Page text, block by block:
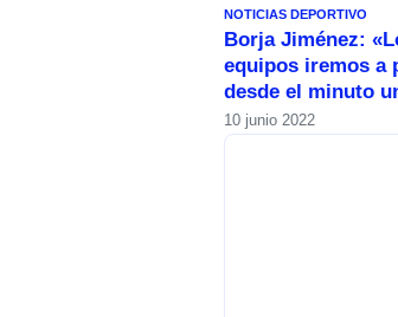
NOTICIAS DEPORTIVO
Borja Jiménez:
equipos iremos a
desde el minuto
10 junio 2022